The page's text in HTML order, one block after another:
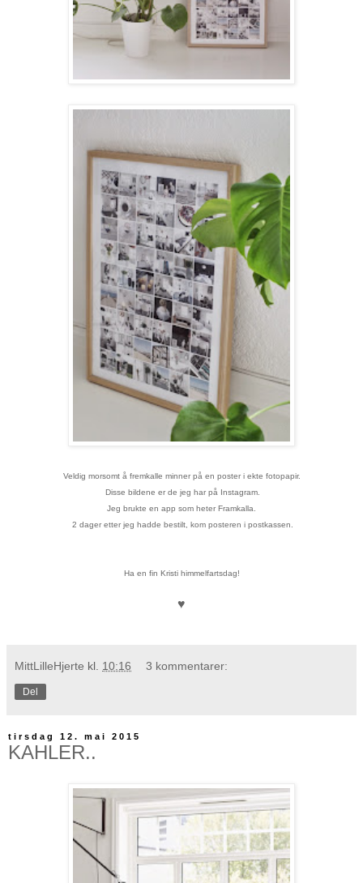
Veldig morsomt å fremkalle minner på en poster i ekte fotopapir.
Disse bildene er de jeg har på Instagram.
Jeg brukte en app som heter Framkalla.
2 dager etter jeg hadde bestilt, kom posteren i postkassen.
Ha en fin Kristi himmelfartsdag!
♥
MittLilleHjerte kl. 10:16 3 kommentarer:
Del
tirsdag 12. mai 2015
KAHLER..